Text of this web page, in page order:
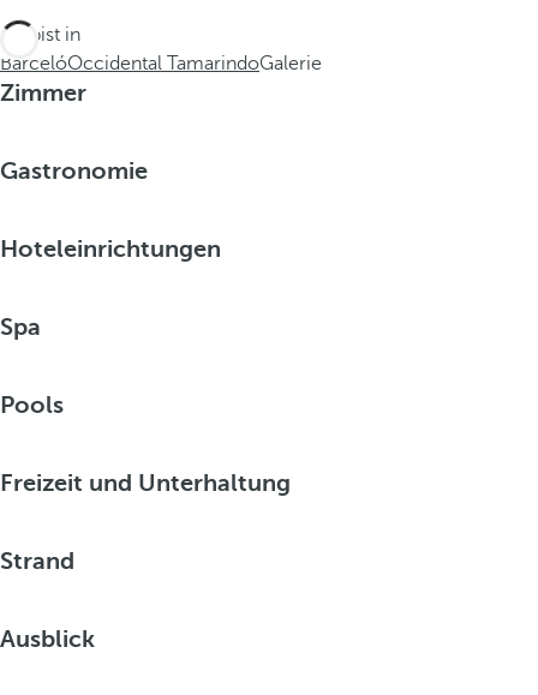
Du bist in
BarcelóOccidental TamarindoGalerie
Zimmer
Gastronomie
Hoteleinrichtungen
Spa
Pools
Freizeit und Unterhaltung
Strand
Ausblick